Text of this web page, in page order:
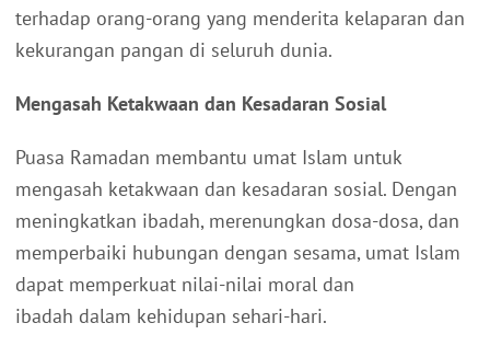
terhadap orang-orang yang menderita kelaparan dan
kekurangan pangan di seluruh dunia.
Mengasah Ketakwaan dan Kesadaran Sosial
Puasa Ramadan membantu umat Islam untuk
mengasah ketakwaan dan kesadaran sosial. Dengan
meningkatkan ibadah, merenungkan dosa-dosa, dan
memperbaiki hubungan dengan sesama, umat Islam
dapat memperkuat nilai-nilai moral dan
ibadah dalam kehidupan sehari-hari.